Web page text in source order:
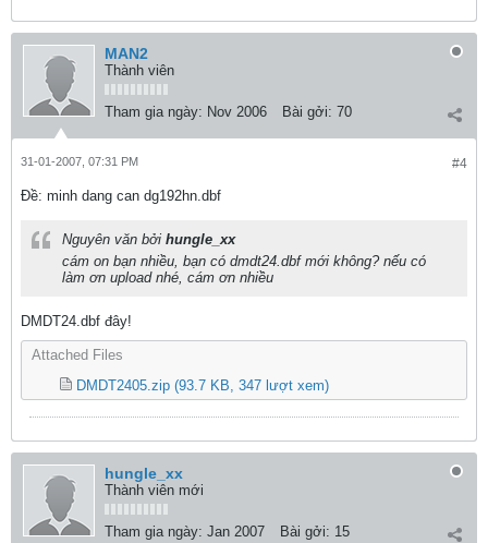
MAN2
Thành viên
Tham gia ngày: Nov 2006 Bài gởi: 70
#4
31-01-2007, 07:31 PM
Ðề: minh dang can dg192hn.dbf
Nguyên văn bởi hungle_xx
cám on bạn nhiều, bạn có dmdt24.dbf mới không? nếu có
làm ơn upload nhé, cám ơn nhiều
DMDT24.dbf đây!
Attached Files
DMDT2405.zip (93.7 KB, 347 lượt xem)
hungle_xx
Thành viên mới
Tham gia ngày: Jan 2007 Bài gởi: 15